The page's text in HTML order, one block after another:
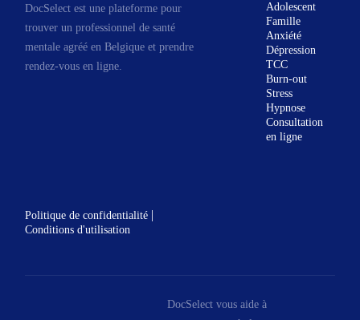
DocSelect est une plateforme pour
trouver un professionnel de santé
mentale agréé en Belgique et prendre
rendez-vous en ligne.
Adolescent
Famille
Anxiété
Dépression
TCC
Burn-out
Stress
Hypnose
Consultation
en ligne
Politique de confidentialité |
Conditions d'utilisation
DocSelect vous aide à